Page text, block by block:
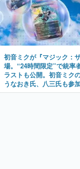
初音ミクが『マジック：
場。“24時間限定”で統率
ラストも公開。初音ミク
うなおき氏、八三氏も参